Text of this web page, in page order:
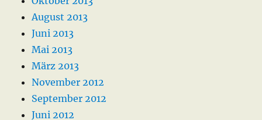
August 2013
Juni 2013
Mai 2013
März 2013
November 2012
September 2012
Juni 2012